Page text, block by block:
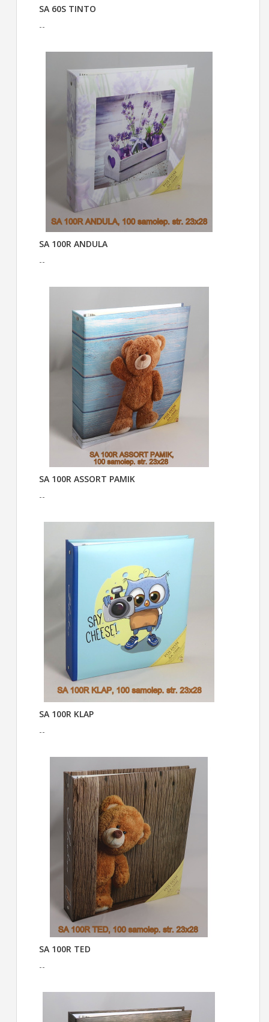
SA 60S TINTO
--
SA 100R ANDULA
--
SA 100R ASSORT PAMIK
--
SA 100R KLAP
--
SA 100R TED
--